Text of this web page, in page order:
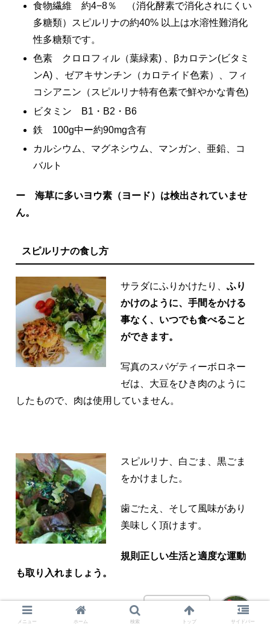
食物繊維 約4−8％ （消化酵素で消化されにくい
多糖類）スピルリナの約40% 以上は水溶性難消化
性多糖類です。
色素 クロロフィル（葉緑素) 、βカロテン(ビタミ
ンA) 、ゼアキサンチン（カロテイド色素）、フィ
コシアニン（スピルリナ特有色素で鮮やかな青色)
ビタミン B1・B2・B6
鉄 100g中ー約90mg含有
カルシウム、マグネシウム、マンガン、亜鉛、コ
バルト
ー
海草に多いヨウ素（ヨード）は検出されていませ
ん。
スピルリナの食し方
サラダにふりかけたり、 ふり
かけのように、手間をかける
事なく、いつでも食べること
ができます。
写真のスパゲティーボロネー
ゼは、大豆をひき肉のように
したもので、肉は使用していません。
スピルリナ、白ごま、黒ごま
をかけました。
歯ごたえ、そして風味があり
美味しく頂けます。
規則正しい生活と適度な運動
も取り入れましょう。
Bon appétit !!
メニュー ホーム 検索 トップ サイドバー